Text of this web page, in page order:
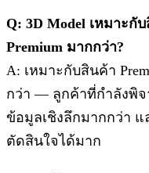
Q: 3D Model เหมาะ
Premium มากกว่า?
A: เหมาะกับสินค้า
กว่า — ลูกค้าที่กำลังพิ
ข้อมูลเชิงลึกมากกว่า แ
ตัดสินใจได้มาก